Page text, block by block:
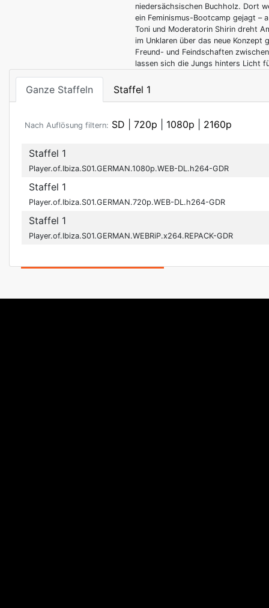
niedersächsischen Buchholz. Dort
ein Feminismus-Bootcamp gejagt –
Toni und Moderatorin Shirin dreht
im Unklaren über das neue Konzept
Freund- und Feindschaften
lassen sich die Jungs hinters Licht
Ganze Staffeln Staffel 1
Nach Auflösung filtern: SD 720p 1080p 2160p
Staffel 1
Player.of.Ibiza.S01.GERMAN.1080p.WEB-DL.h264-GDR
Staffel 1
Player.of.Ibiza.S01.GERMAN.720p.WEB-DL.h264-GDR
Staffel 1
Player.of.Ibiza.S01.GERMAN.WEBRiP.x264.REPACK-GDR